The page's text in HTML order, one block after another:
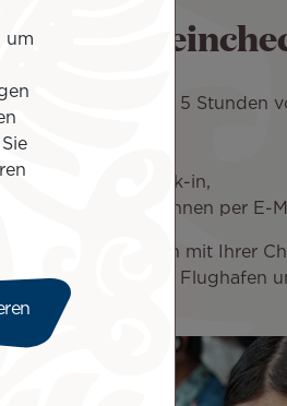
online
zwischen 24 und 5 Stunden
Reisedaten an
Ihren Online-Check-in,
Bestätigung wird Ihnen per E-
Sie sich nun mit Ihrer
in-Schalter am Flughafen
Flughafen ab.
um